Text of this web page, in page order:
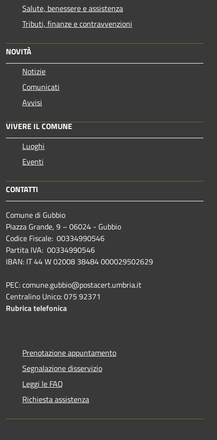
Salute, benessere e assistenza
Tributi, finanze e contravvenzioni
NOVITÀ
Notizie
Comunicati
Avvisi
VIVERE IL COMUNE
Luoghi
Eventi
CONTATTI
Comune di Gubbio
Piazza Grande, 9 – 06024 - Gubbio
Codice Fiscale: 00334990546
Partita IVA: 00334990546
IBAN: IT 44 W 02008 38484 000029502629
PEC: comune.gubbio@postacert.umbria.it
Centralino Unico: 075 92371
Rubrica telefonica
Prenotazione appuntamento
Segnalazione disservizio
Leggi le FAQ
Richiesta assistenza